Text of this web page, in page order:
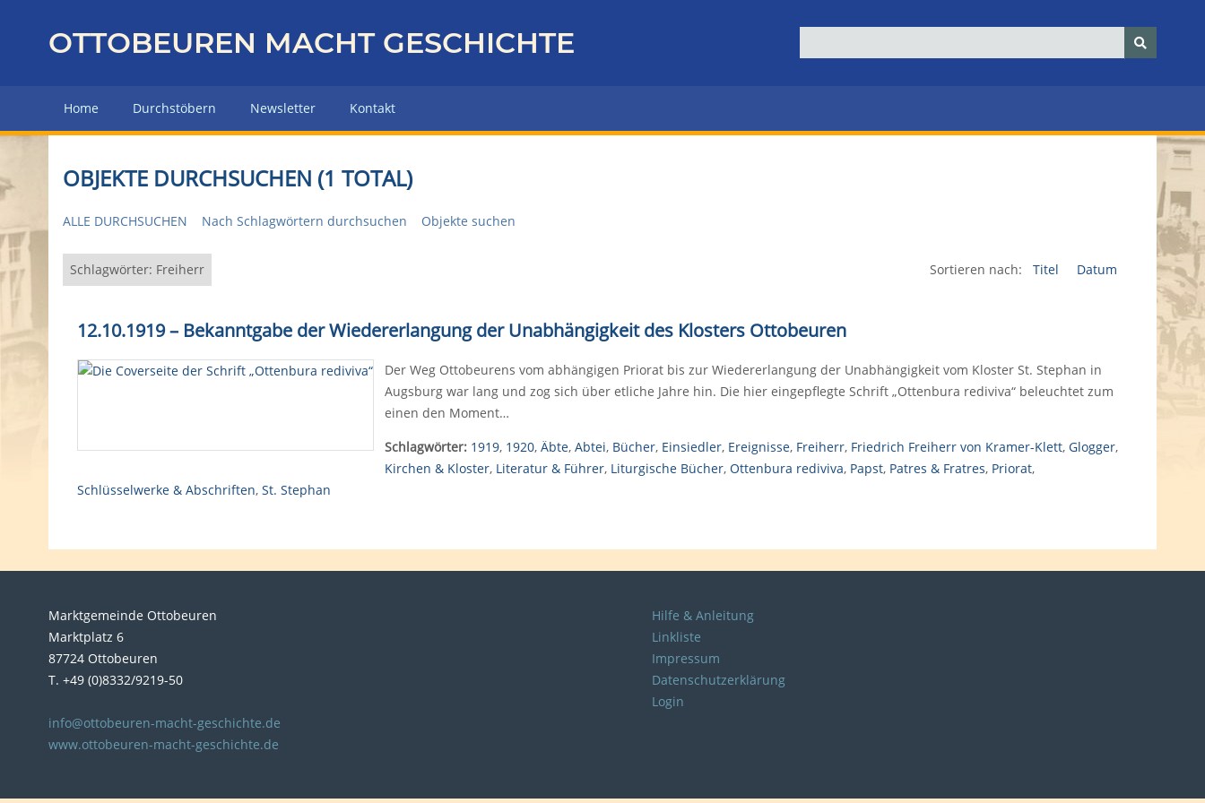
z
r
H
u
p
e
OTTOBEUREN MACHT GESCHICHTE
Home Durchstöbern Newsletter Kontakt
OBJEKTE DURCHSUCHEN (1 TOTAL)
ALLE DURCHSUCHEN Nach Schlagwörtern durchsuchen Objekte suchen
Schlagwörter: Freiherr Sortieren nach: Titel Datum
12.10.1919 – Bekanntgabe der Wiedererlangung der Unabhängigkeit des Klosters Ottobeuren
Der Weg Ottobeurens vom abhängigen Priorat bis zur Wiedererlangung der Unabhängigkeit vom Kloster St. Stephan in
Augsburg war lang und zog sich über etliche Jahre hin. Die hier eingepflegte Schrift „Ottenbura rediviva“ beleuchtet zum
einen den Moment…
Schlagwörter: 1919, 1920, Äbte, Abtei, Bücher, Einsiedler, Ereignisse, Freiherr, Friedrich Freiherr von Kramer-Klett, Glogger,
Kirchen & Kloster, Literatur & Führer, Liturgische Bücher, Ottenbura rediviva, Papst, Patres & Fratres, Priorat,
Schlüsselwerke & Abschriften, St. Stephan
Marktgemeinde Ottobeuren
Marktplatz 6
87724 Ottobeuren
T. +49 (0)8332/9219-50
info@ottobeuren-macht-geschichte.de
www.ottobeuren-macht-geschichte.de
Hilfe & Anleitung
Linkliste
Impressum
Datenschutzerklärung
Login